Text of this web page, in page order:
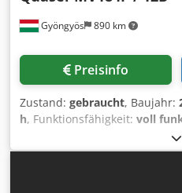
Gyöngyös 890 km
Preisinfo
Zustand: gebraucht, Baujahr:
h, Funktionsfähigkeit: voll
Maschinen-/Fahrzeugnummer:
Achse:1’020 mm, Verfahrweg